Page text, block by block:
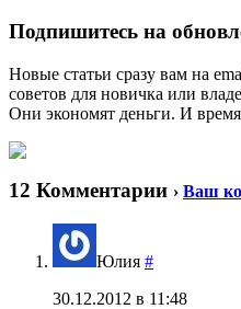
Подпишитесь на
Новые статьи сразу вам на
советов для новичка или
Они экономят деньги. И
12 Комментарии › Ваш
Юлия #
30.12.2012 в 11:48